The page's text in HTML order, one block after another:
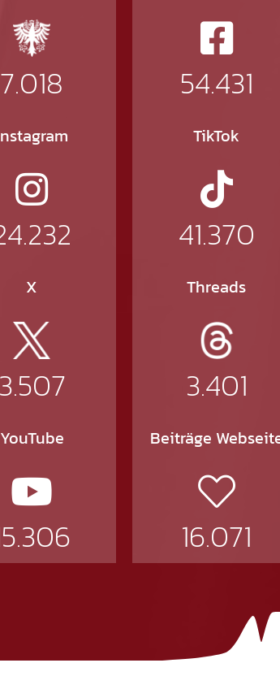
7.018 54.431
TikTok
41.370
X
3.507
Threads
3.401
YouTube Beiträge
16.071